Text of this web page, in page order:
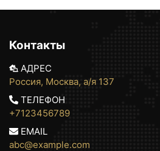
Контакты
АДРЕС
Россия, Москва, а/я 137
ТЕЛЕФОН
+7123456789
EMAIL
abc@example.com